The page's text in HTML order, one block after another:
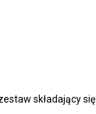
składający